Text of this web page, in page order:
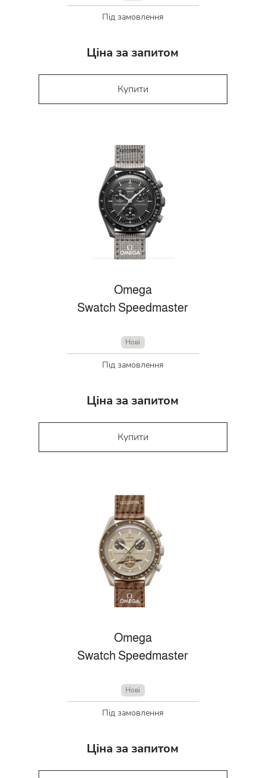
Під замовлення
Ціна за запитом
Купити
Omega
Swatch Speedmaster
Нові
Під замовлення
Ціна за запитом
Купити
Omega
Swatch Speedmaster
Нові
Під замовлення
Ціна за запитом